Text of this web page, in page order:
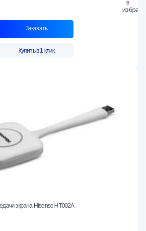
Заказать
Купить в 1 клик
экрана Hisense HT002A